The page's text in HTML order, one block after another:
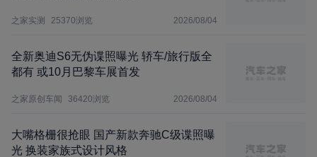
之家实测 25370浏览 2026/08/04
全新奥迪S6无伪谍照曝光 轿车/旅行版全
都有 或10月巴黎车展首发
之家原创车闻 36420浏览 2026/08/04
大嘴格栅很抢眼 国产新款奔驰C级谍照曝
光 换装家族式设计风格